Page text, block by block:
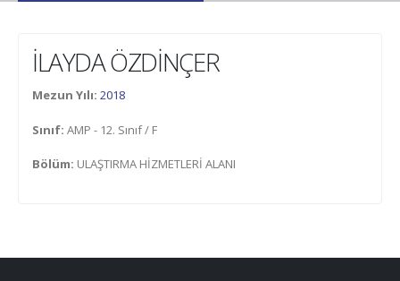
İLAYDA ÖZDİNÇER
Mezun Yılı: 2018
Sınıf: AMP - 12. Sınıf / F
Bölüm: ULAŞTIRMA HİZMETLERİ ALANI